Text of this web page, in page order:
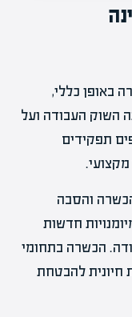
באופן כללי,
השוק העבודה ועל
תפקידים
מקצועי.
והסבה
חדשות
הכשרה בתחומי
חיונית להבטחת